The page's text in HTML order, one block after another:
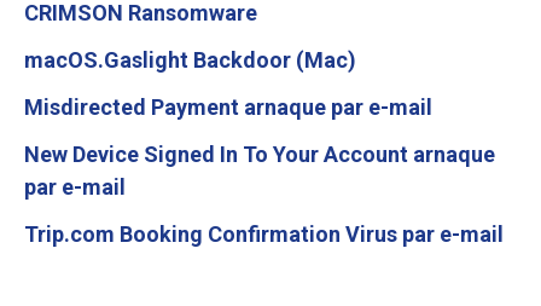
CRIMSON Ransomware
macOS.Gaslight Backdoor (Mac)
Misdirected Payment arnaque par e-mail
New Device Signed In To Your Account arnaque
par e-mail
Trip.com Booking Confirmation Virus par e-mail